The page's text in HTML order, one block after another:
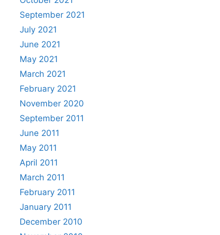
September 2021
July 2021
June 2021
May 2021
March 2021
February 2021
November 2020
September 2011
June 2011
May 2011
April 2011
March 2011
February 2011
January 2011
December 2010